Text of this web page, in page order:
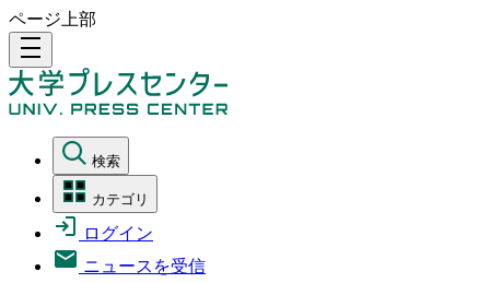
ページ上部
density_medium
検索
カテゴリ
ログイン
ニュースを受信